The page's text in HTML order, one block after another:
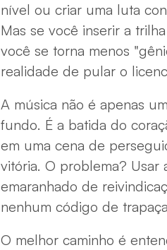
nível ou criar uma luta
Mas se você inserir a
você se torna menos
realidade de pular o
A música não é apenas
fundo. É a batida do
em uma cena de
vitória. O problema? Usar
emaranhado de
nenhum código de
O melhor caminho é